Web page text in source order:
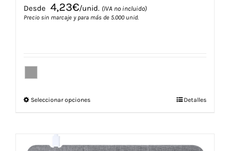
Desde 4,23€/unid. (IVA no incluido)
Precio sin marcaje y para más de 5.000 unid.
Seleccionar opcionesEste
variantes.
Detalles